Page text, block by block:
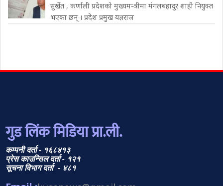
सुर्खेत , कर्णाली प्रदेशको मुख्यमन्त्रीमा मंगलबहादुर शाही नियुक्त
भएका छन् । प्रदेश प्रमुख यज्ञराज
गुड लिंक मिडिया प्रा.ली.
कम्पनी दर्ता - १६८४१३
प्रेस काउन्सिल दर्ता - १२१
सूचना विभाग दर्ता - ४८१